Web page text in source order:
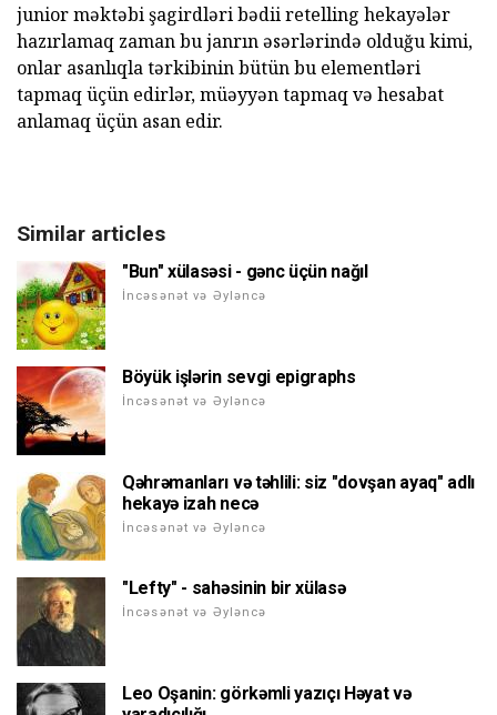
junior məktəbi şagirdləri bədii retelling hekayələr
hazırlamaq zaman bu janrın əsərlərində olduğu kimi,
onlar asanlıqla tərkibinin bütün bu elementləri
tapmaq üçün edirlər, müəyyən tapmaq və hesabat
anlamaq üçün asan edir.
Similar articles
"Bun" xülasəsi - gənc üçün nağıl
İncəsənət və Əyləncə
Böyük işlərin sevgi epigraphs
İncəsənət və Əyləncə
Qəhrəmanları və təhlili: siz "dovşan ayaq" adlı
hekayə izah necə
İncəsənət və Əyləncə
"Lefty" - sahəsinin bir xülasə
İncəsənət və Əyləncə
Leo Oşanin: görkəmli yazıçı Həyat və